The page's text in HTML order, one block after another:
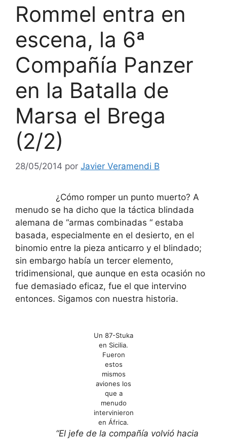
Rommel entra en
escena, la 6ª
Compañía Panzer
en la Batalla de
Marsa el Brega
(2/2)
28/05/2014 por Javier Veramendi B
¿Cómo romper un punto muerto? A
menudo se ha dicho que la táctica blindada
alemana de “armas combinadas “ estaba
basada, especialmente en el desierto, en el
binomio entre la pieza anticarro y el blindado;
sin embargo había un tercer elemento,
tridimensional, que aunque en esta ocasión no
fue demasiado eficaz, fue el que intervino
entonces. Sigamos con nuestra historia.
Un 87-Stuka
en Sicilia.
Fueron
estos
mismos
aviones los
que a
menudo
intervinieron
en África.
“El jefe de la compañía volvió hacia